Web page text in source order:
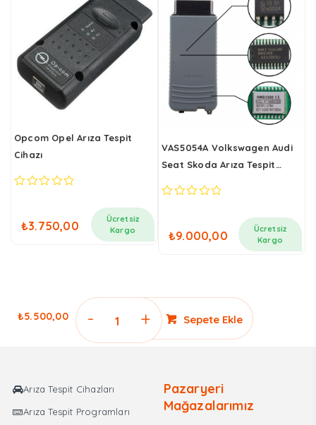
Opcom Opel Arıza Tespit
Cihazı
₺3.750,00
Ücretsiz
Kargo
VAS5054A Volkswagen Audi
Seat Skoda Arıza Tespit
₺9.000,00
Ücretsiz
Kargo
₺5.500,00
Vgate
Arıza
Cihazı
Sepete Ekle
Arıza Tespit Cihazları
Arıza Tespit Programları
Pazaryeri
Mağazalarımız